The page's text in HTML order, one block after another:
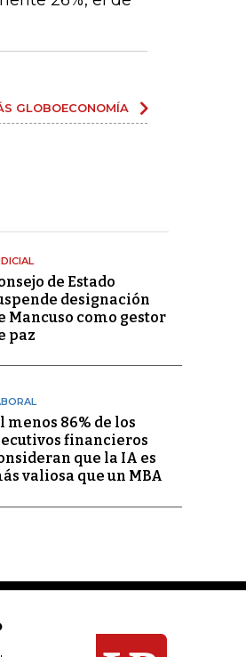
GLOBOECONOMÍA
de Estado
designación
Mancuso como gestor
paz
menos 86% de los
financieros
que la IA es
valiosa que un MBA